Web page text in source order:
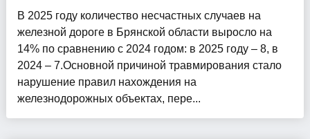
В 2025 году количество несчастных случаев на
железной дороге в Брянской области выросло на
14% по сравнению с 2024 годом: в 2025 году – 8, в
2024 – 7.Основной причиной травмирования стало
нарушение правил нахождения на
железнодорожных объектах, пере...